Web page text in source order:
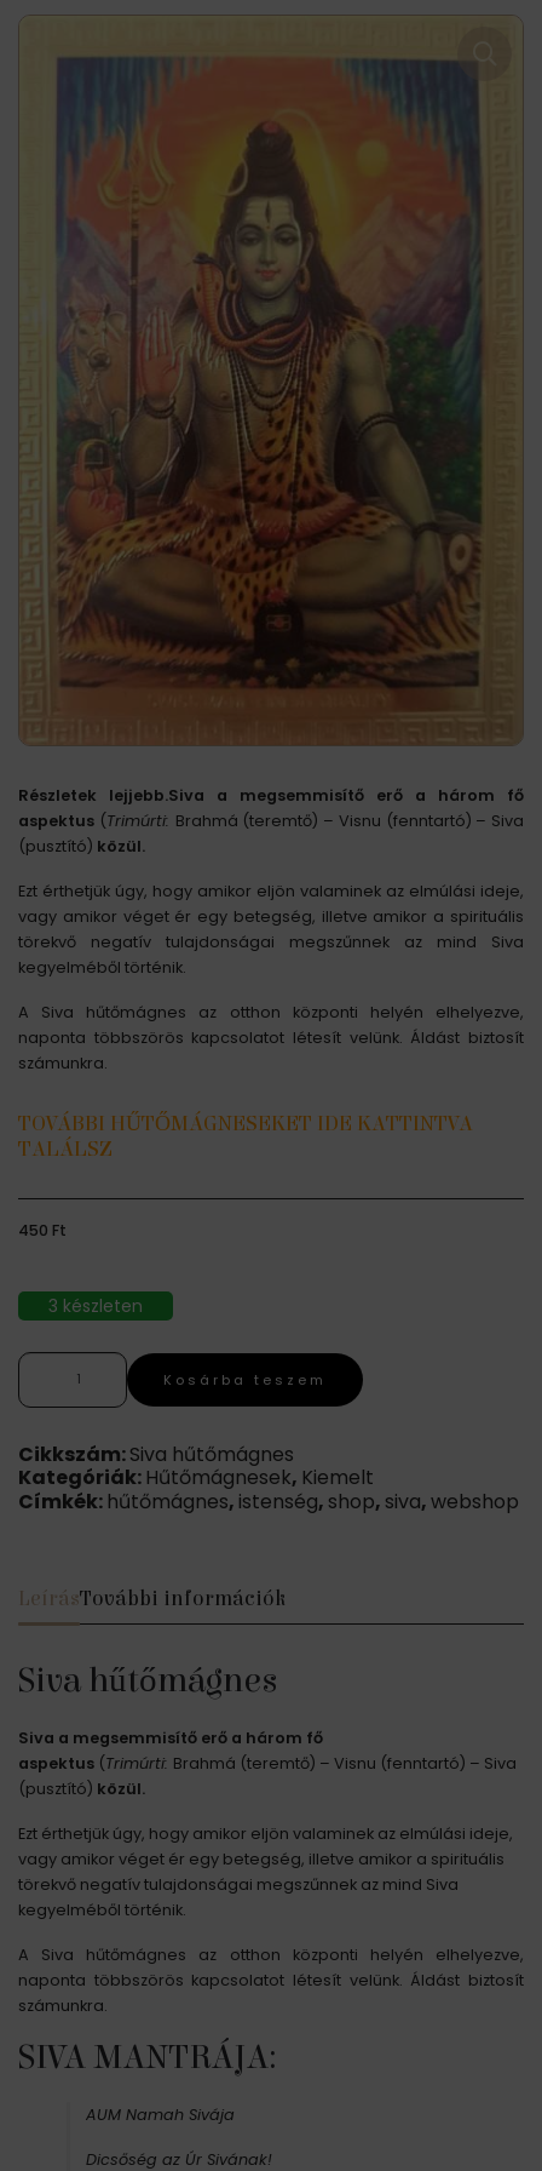
Részletek lejjebb.Siva a megsemmisítő erő a három fő
aspektus (Trimúrti: Brahmá (teremtő) – Visnu (fenntartó) – Siva
(pusztító) közül.
Ezt érthetjük úgy, hogy amikor eljön valaminek az elmúlási ideje,
vagy amikor véget ér egy betegség, illetve amikor a spirituális
törekvő negatív tulajdonságai megszűnnek az mind Siva
kegyelméből történik.
A Siva hűtőmágnes az otthon központi helyén elhelyezve,
naponta többszörös kapcsolatot létesít velünk. Áldást biztosít
számunkra.
TOVÁBBI HŰTŐMÁGNESEKET IDE KATTINTVA
TALÁLSZ
450 Ft
3 készleten
Siva
hűtőmágnes
mennyiség
Kosárba teszem
Cikkszám:Siva hűtőmágnes
Kategóriák: Hűtőmágnesek, Kiemelt
Címkék: hűtőmágnes, istenség, shop, siva,webshop
LeírásTovábbi információk
Siva hűtőmágnes
Siva a megsemmisítő erő a három fő
aspektus (Trimúrti: Brahmá (teremtő) – Visnu (fenntartó) – Siva
(pusztító) közül.
Ezt érthetjük úgy, hogy amikor eljön valaminek az elmúlási ideje,
vagy amikor véget ér egy betegség, illetve amikor a spirituális
törekvő negatív tulajdonságai megszűnnek az mind Siva
kegyelméből történik.
A Siva hűtőmágnes az otthon központi helyén elhelyezve,
naponta többszörös kapcsolatot létesít velünk. Áldást biztosít
számunkra.
SIVA MANTRÁJA:
AUM Namah Sivája
Dicsőség az Úr Sivának!